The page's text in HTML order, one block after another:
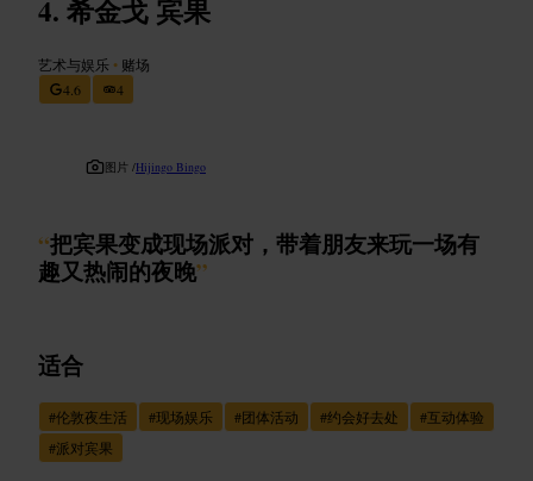
希金戈 宾果
艺术与娱乐 • 赌场
4.6
4
图片 /Hijingo Bingo
“把宾果变成现场派对，带着朋友来玩一场有
趣又热闹的夜晚”
适合
#伦敦夜生活 #现场娱乐 #团体活动 #约会好去处 #互动体验
#派对宾果